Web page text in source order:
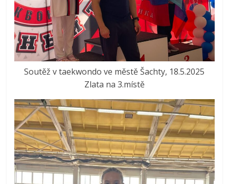
Soutěž v taekwondo ve městě Šachty, 18.5.2025
Zlata na 3.místě